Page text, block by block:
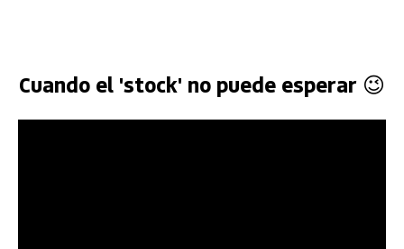
Cuando el 'stock' no puede esperar 😉